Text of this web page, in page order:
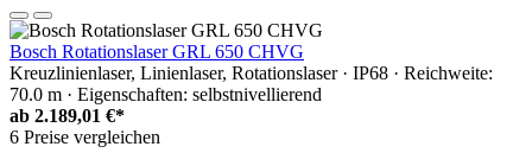
Bosch Rotationslaser GRL 650 CHVG
Kreuzlinienlaser, Linienlaser, Rotationslaser · IP68 · Reichweite:
70.0 m · Eigenschaften: selbstnivellierend
ab 2.189,01 €*
6 Preise vergleichen